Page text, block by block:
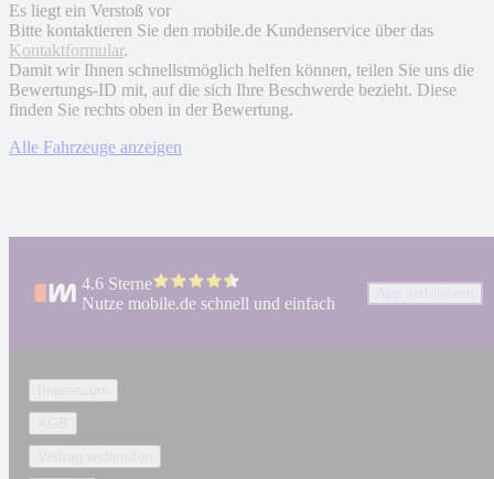
Es liegt ein Verstoß vor
Bitte kontaktieren Sie den mobile.de Kundenservice über das
Kontaktformular.
Damit wir Ihnen schnellstmöglich helfen können, teilen Sie uns die
Bewertungs-ID mit, auf die sich Ihre Beschwerde bezieht. Diese
finden Sie rechts oben in der Bewertung.
Alle Fahrzeuge anzeigen
4.6 Sterne
Nutze mobile.de schnell und einfach